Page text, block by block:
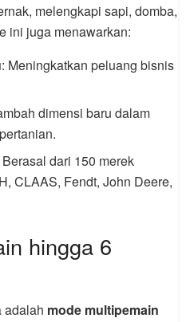
melengkapi sapi, domba,
ini juga menawarkan:
: Meningkatkan peluang bisnis
dimensi baru dalam
Berasal dari 150 merek
CLAAS, Fendt, John Deere,
hingga 6
adalah mode multipemain